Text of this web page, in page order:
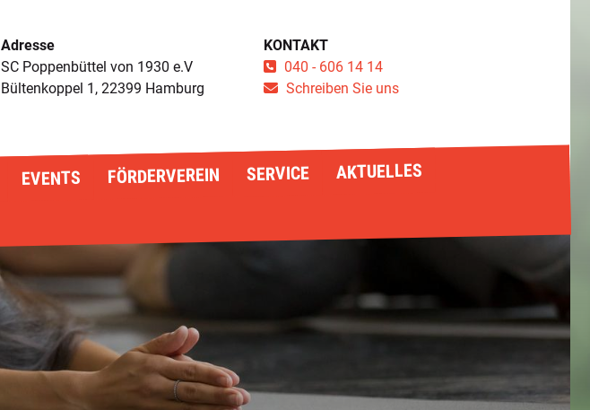
Adresse
SC Poppenbüttel von 1930 e.V
Bültenkoppel 1, 22399 Hamburg
KONTAKT
040 - 606 14 14
Schreiben Sie uns
EVENTS FÖRDERVEREIN SERVICE AKTUELLES